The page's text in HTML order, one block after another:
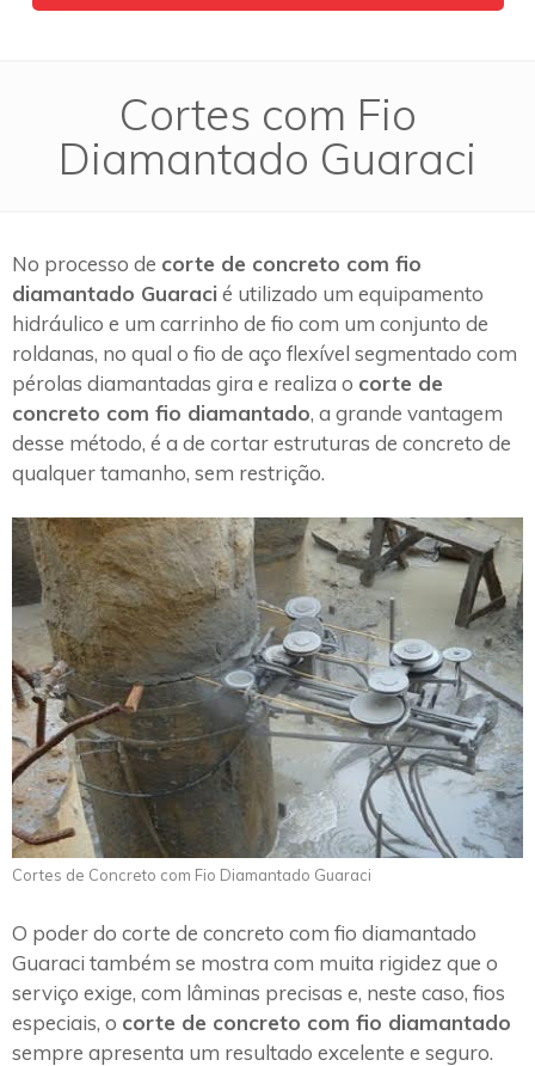
Cortes com Fio
Diamantado Guaraci
No processo de corte de concreto com fio
diamantado Guaraci é utilizado um equipamento
hidráulico e um carrinho de fio com um conjunto de
roldanas, no qual o fio de aço flexível segmentado com
pérolas diamantadas gira e realiza o corte de
concreto com fio diamantado, a grande vantagem
desse método, é a de cortar estruturas de concreto de
qualquer tamanho, sem restrição.
Cortes de Concreto com Fio Diamantado Guaraci
O poder do corte de concreto com fio diamantado
Guaraci também se mostra com muita rigidez que o
serviço exige, com lâminas precisas e, neste caso, fios
especiais, o corte de concreto com fio diamantado
sempre apresenta um resultado excelente e seguro.